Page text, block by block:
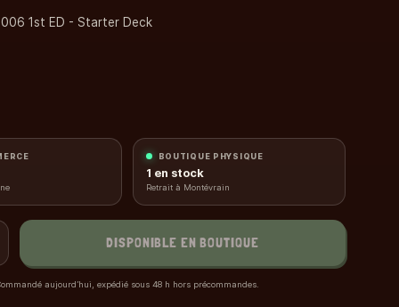
1st ED - Starter Deck
BOUTIQUE PHYSIQUE
1 en stock
Retrait à Montévrain
DISPONIBLE EN BOUTIQUE
aujourd’hui, expédié sous 48 h hors précommandes.